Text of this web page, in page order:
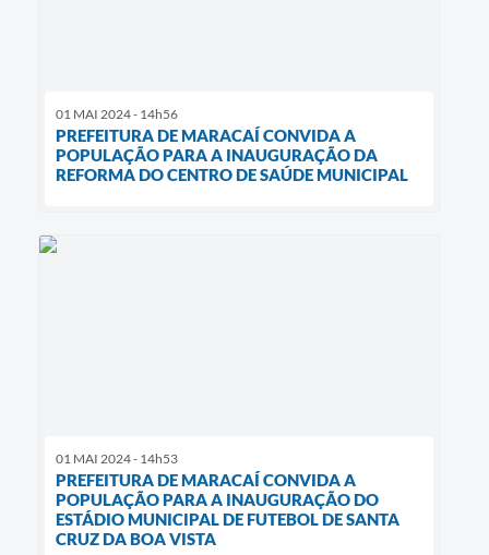
01 MAI 2024 - 14h56
PREFEITURA DE MARACAÍ CONVIDA A
POPULAÇÃO PARA A INAUGURAÇÃO DA
REFORMA DO CENTRO DE SAÚDE MUNICIPAL
01 MAI 2024 - 14h53
PREFEITURA DE MARACAÍ CONVIDA A
POPULAÇÃO PARA A INAUGURAÇÃO DO
ESTÁDIO MUNICIPAL DE FUTEBOL DE SANTA
CRUZ DA BOA VISTA